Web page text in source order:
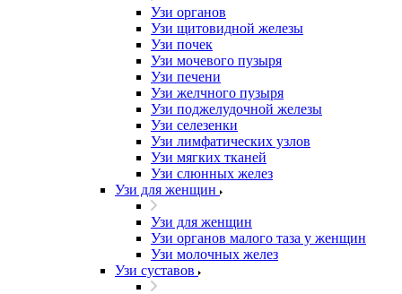
Узи органов
Узи щитовидной железы
Узи почек
Узи мочевого пузыря
Узи печени
Узи желчного пузыря
Узи поджелудочной железы
Узи селезенки
Узи лимфатических узлов
Узи мягких тканей
Узи слюнных желез
Узи для женщин
Узи для женщин
Узи органов малого таза у женщин
Узи молочных желез
Узи cуставов